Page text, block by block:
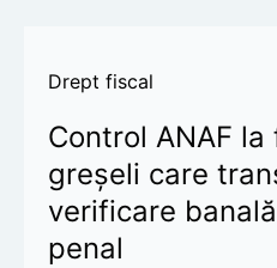
Drept fiscal
Control ANAF
greșeli care
verificare
penal